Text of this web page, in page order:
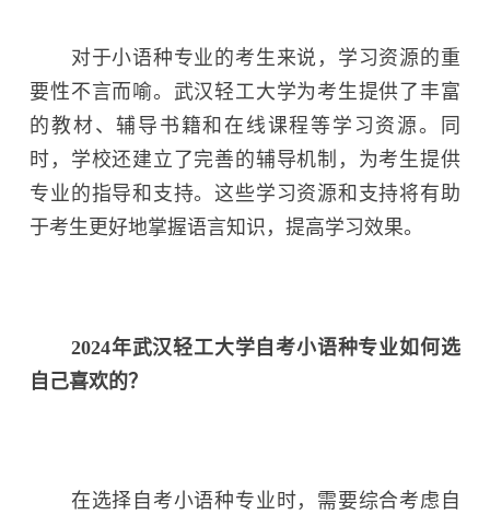
对于小语种专业的考生来说，学习资源的重
要性不言而喻。武汉轻工大学为考生提供了丰富
的教材、辅导书籍和在线课程等学习资源。同
时，学校还建立了完善的辅导机制，为考生提供
专业的指导和支持。这些学习资源和支持将有助
于考生更好地掌握语言知识，提高学习效果。
2024年武汉轻工大学自考小语种专业如何选
自己喜欢的？
在选择自考小语种专业时，需要综合考虑自